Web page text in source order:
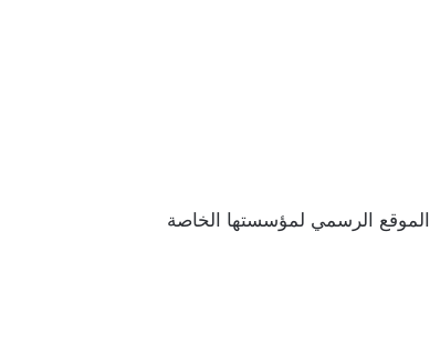
الرسمي لمؤسستها الخاصة